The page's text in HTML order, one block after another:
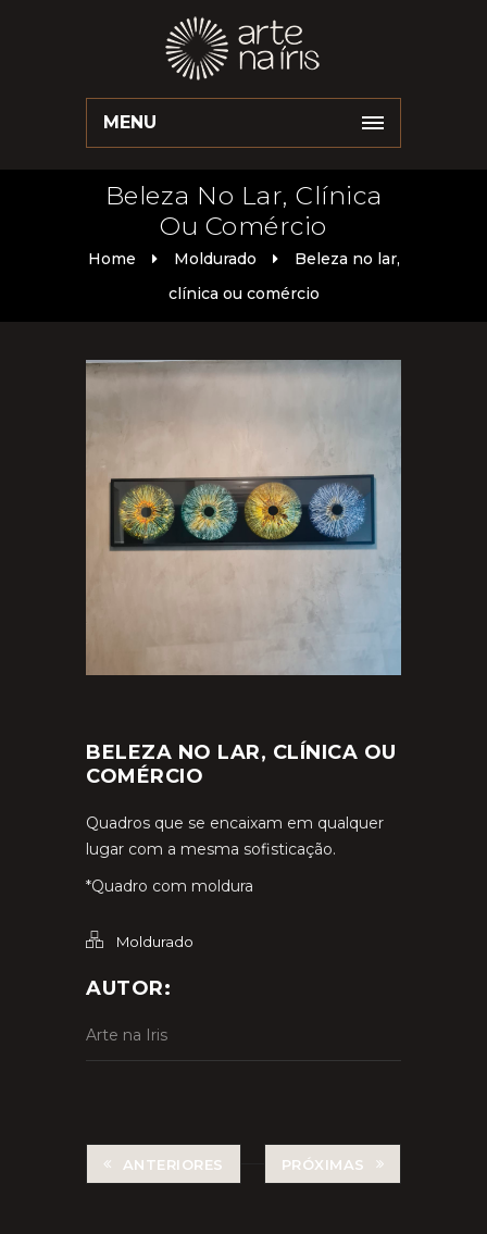
MENU
Beleza No Lar, Clínica
Ou Comércio
Home Moldurado
Beleza no lar,
clínica ou comércio
BELEZA NO LAR, CLÍNICA OU
COMÉRCIO
Quadros que se encaixam em qualquer
lugar com a mesma sofisticação.
*Quadro com moldura
Moldurado
AUTOR:
Arte na Iris
ANTERIORES PRÓXIMAS